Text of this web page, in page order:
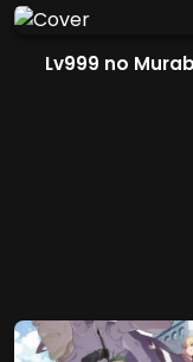
Lv999 no